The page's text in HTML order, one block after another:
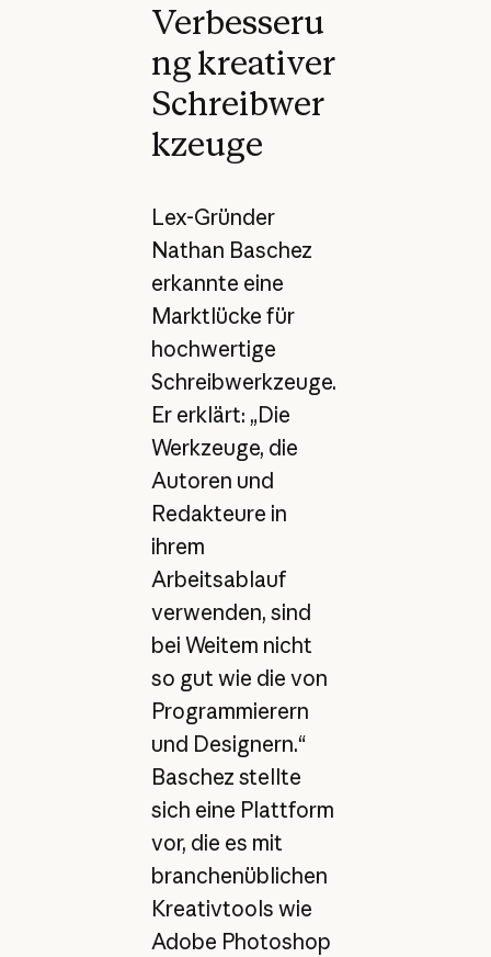
Verbesseru
ng kreativer
Schreibwer
kzeuge
Lex-Gründer
Nathan Baschez
erkannte eine
Marktlücke für
hochwertige
Schreibwerkzeuge.
Er erklärt: „Die
Werkzeuge, die
Autoren und
Redakteure in
ihrem
Arbeitsablauf
verwenden, sind
bei Weitem nicht
so gut wie die von
Programmierern
und Designern.“
Baschez stellte
sich eine Plattform
vor, die es mit
branchenüblichen
Kreativtools wie
Adobe Photoshop